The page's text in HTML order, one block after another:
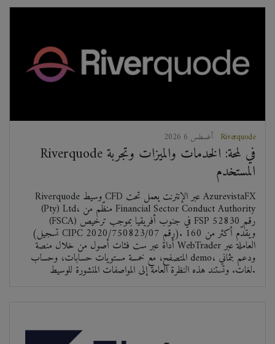
Riverquode
Riverquode في لمحة: الخدمات والميزات وتجربة
المستخدم
Riverquode وسيط CFD عبر الإنترنت يعمل تحت AzurevistaFX
(Pty) Ltd، منظّم من Financial Sector Conduct Authority
(FSCA) في جنوب أفريقيا بموجب ترخيص FSP رقم 52830
(تسجيل CIPC رقم 2020/750823/07). ويقدّم أكثر من 160
أداة عبر ست فئات أصول من خلال منصة WebTrader العاملة عبر
المتصفح، مع خمسة مستويات حسابات، وحساب demo، ودعم بثماني
لغات. وتستند هذه النظرة العامة إلى المواصفات المنشورة للوسيط.